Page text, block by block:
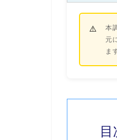
本
元
ま
目